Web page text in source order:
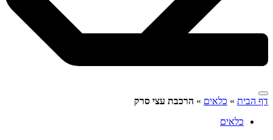
דף הבית » כלאים » הרכבת עצי סרק
כלאים